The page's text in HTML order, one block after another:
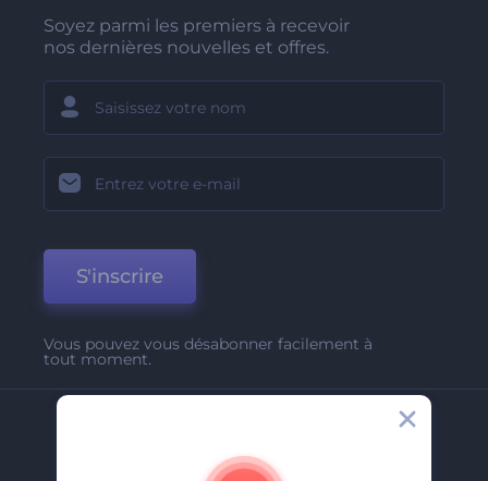
Soyez parmi les premiers à recevoir
nos dernières nouvelles et offres.
S'inscrire
Vous pouvez vous désabonner facilement à
tout moment.
A Propos De Nous